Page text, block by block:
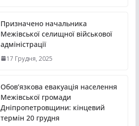
Призначено начальника
Межівської селищної військової
адміністрації
17 Грудня, 2025
Обов’язкова евакуація населення
Межівської громади
Дніпропетровщини: кінцевий
термін 20 грудня